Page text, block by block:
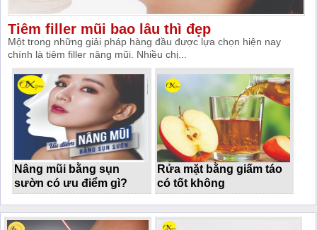
Tiêm filler mũi bao lâu thì đẹp
Một trong những giải pháp hàng đầu được lựa chọn hiện nay
chính là tiêm filler nâng mũi. Nhiều chị...
Nâng mũi bằng sụn
sườn có ưu điểm gì?
Rửa mặt bằng giấm táo
có tốt không